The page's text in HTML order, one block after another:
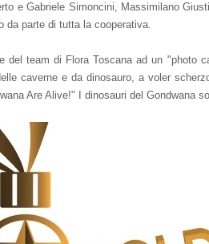
e Gabriele Simoncini, Massimilano
da parte di tutta la cooperativa.
del team di Flora Toscana ad un "photo
caverne e da dinosauro, a voler
Are Alive!" I dinosauri del Gondwana